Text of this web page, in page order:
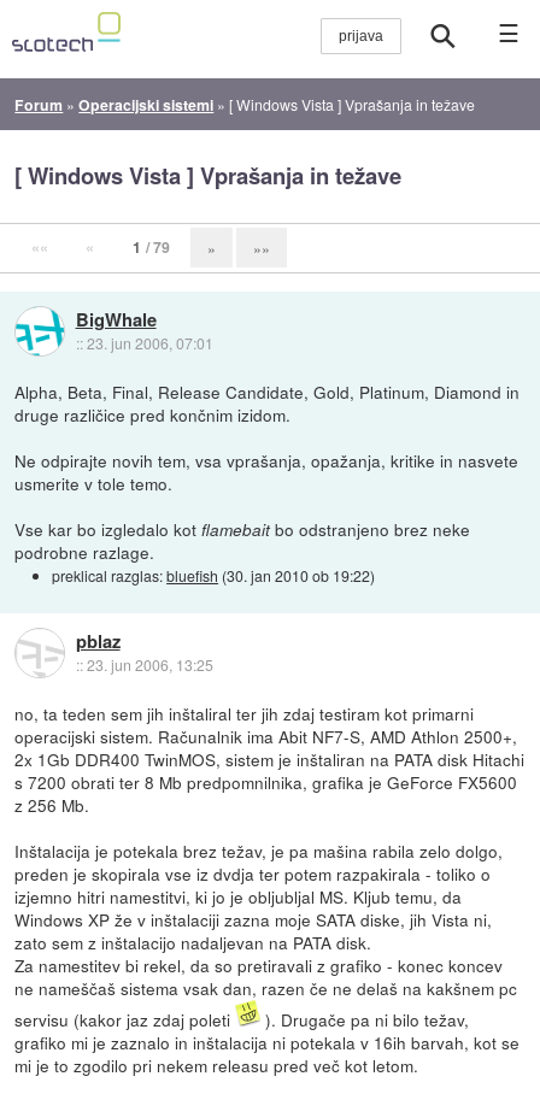
☰
Forum »Operacijski sistemi »[ Windows Vista ] Vprašanja in težave
[ Windows Vista ] Vprašanja in težave
«« « 1 / 79 » »»
BigWhale
::23. jun 2006, 07:01
Alpha, Beta, Final, Release Candidate, Gold, Platinum, Diamond in
druge različice pred končnim izidom.
Ne odpirajte novih tem, vsa vprašanja, opažanja, kritike in nasvete
usmerite v tole temo.
Vse kar bo izgledalo kotflamebaitbo odstranjeno brez neke
podrobne razlage.
preklical razglas:bluefish (30. jan 2010 ob 19:22)
pblaz
::23. jun 2006, 13:25
no, ta teden sem jih inštaliral ter jih zdaj testiram kot primarni
operacijski sistem. Računalnik ima Abit NF7-S, AMD Athlon 2500+,
2x 1Gb DDR400 TwinMOS, sistem je inštaliran na PATA disk Hitachi
s 7200 obrati ter 8 Mb predpomnilnika, grafika je GeForce FX5600
z 256 Mb.
Inštalacija je potekala brez težav, je pa mašina rabila zelo dolgo,
preden je skopirala vse iz dvdja ter potem razpakirala - toliko o
izjemno hitri namestitvi, ki jo je obljubljal MS. Kljub temu, da
Windows XP že v inštalaciji zazna moje SATA diske, jih Vista ni,
zato sem z inštalacijo nadaljevan na PATA disk.
Za namestitev bi rekel, da so pretiravali z grafiko - konec koncev
ne nameščaš sistema vsak dan, razen če ne delaš na kakšnem pc
servisu (kakor jaz zdaj poleti
). Drugače pa ni bilo težav,
grafiko mi je zaznalo in inštalacija ni potekala v 16ih barvah, kot se
mi je to zgodilo pri nekem releasu pred več kot letom.